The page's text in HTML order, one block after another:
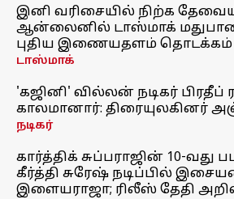
இனி வரிசையில் நிற்க
ஆன்லைனில் டாஸ்மாக்
புதிய இணையதளம் தொடக்கம்
டாஸ்மாக்
'கஜினி' வில்லன் நடிகர் பிரதீப்
காலமானார்: திரையுலகினர்
நடிகர்
கார்த்திக் சுப்பராஜின் 10-வது
கீர்த்தி சுரேஷ் நடிப்பில்
இளையராஜா; ரிலீஸ் தேதி